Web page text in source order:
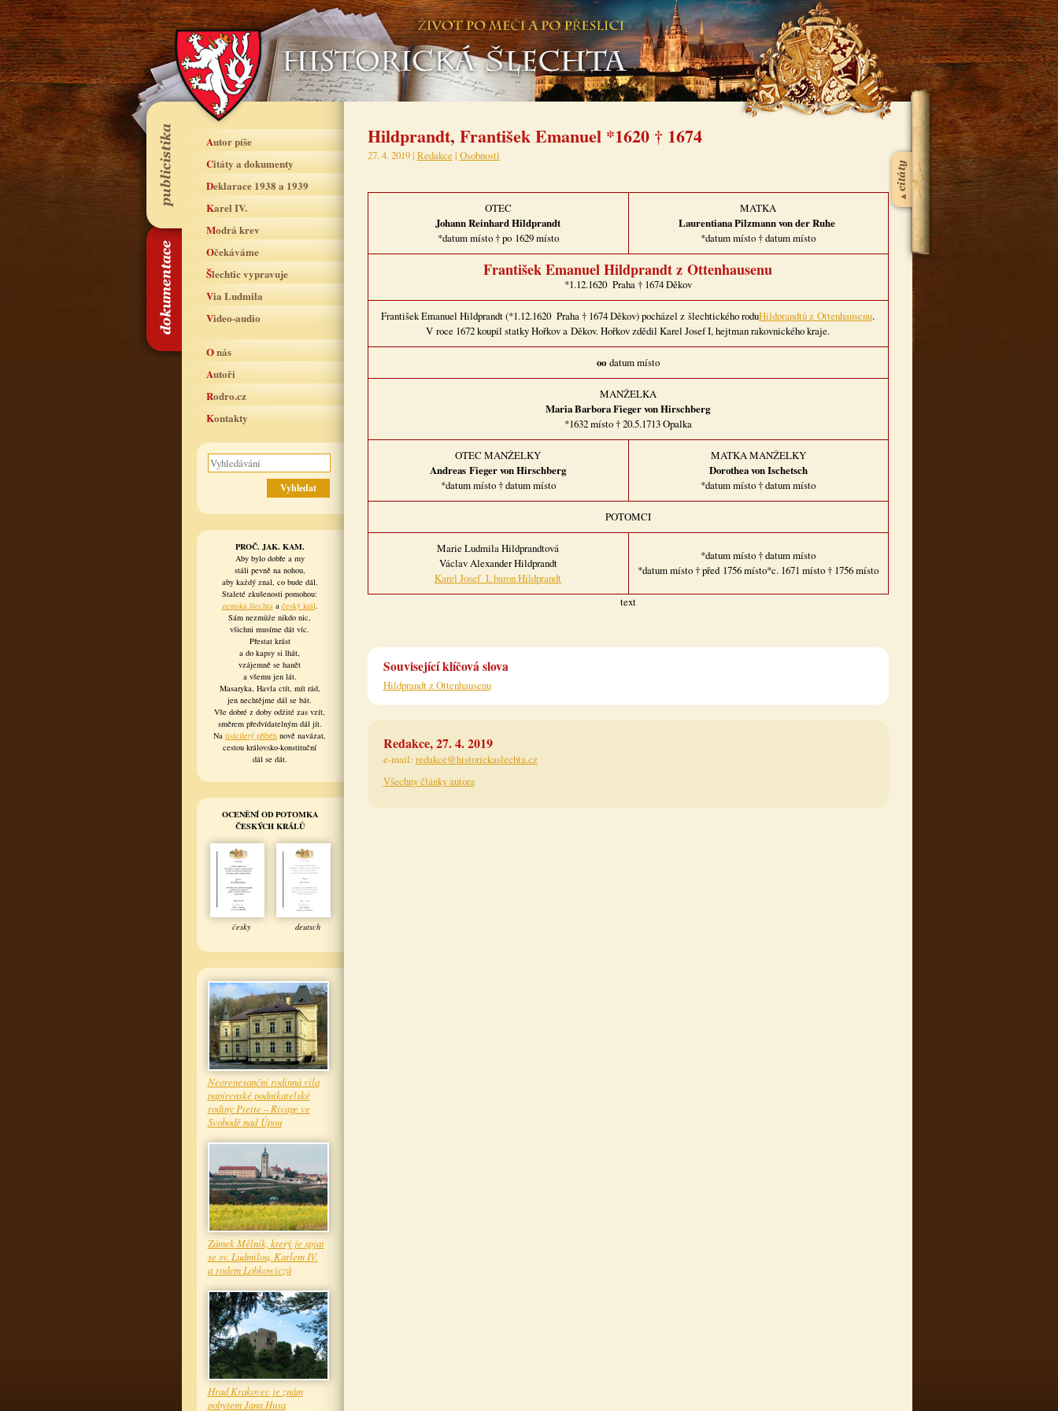
Autor píše
Citáty a dokumenty
Deklarace 1938 a 1939
Karel IV.
Modrá krev
Očekáváme
Šlechtic vypravuje
Via Ludmila
Video-audio
O nás
Autoři
Rodro.cz
Kontakty
PROČ. JAK. KAM.
Aby bylo dobře a my
stáli pevně na nohou,
aby každý znal, co bude dál.
Staleté zkušenosti pomohou:
zemská šlechtaa český král.
Sám nezmůže nikdo nic,
všichni musíme dát víc.
Přestat krást
a do kapsy si lhát,
vzájemně se hanět
a všemu jen lát.
Masaryka, Havla ctít, mít rád,
jen nechtějme dál se bát.
Vše dobré z doby odžité zas vzít,
směrem předvídatelným dál jít.
Na tisíciletý příběh nově navázat,
cestou královsko-konstituční
dál se dát.
OCENĚNÍ OD POTOMKA
ČESKÝCH KRÁLŮ
česky deutsch
Neorenesanční rodinná vila
papírenské podnikatelské
rodiny Piette – Rivage ve
Svobodě nad Úpou
Zámek Mělník, který je spjat
se sv. Ludmilou, Karlem IV.
a rodem Lobkowiczů
Hrad Krakovec je znám
pobytem Jana Husa
Hildprandt, František Emanuel *1620 † 1674
27. 4. 2019 | Redakce | Osobnosti
OTEC
Johann Reinhard Hildprandt
*datum místo † po 1629 místo
MATKA
Laurentiana Pilzmann von der Ruhe
*datum místo † datum místo
František Emanuel Hildprandt z Ottenhausenu
*1.12.1620 Praha † 1674 Děkov
František Emanuel Hildprandt (*1.12.1620 Praha † 1674 Děkov) pocházel z šlechtického roduHildprandtů z Ottenhausenu.
V roce 1672 koupil statky Hořkov a Děkov. Hořkov zdědil Karel Josef I, hejtman rakovnického kraje.
oo datum místo
MANŽELKA
Maria Barbora Fieger von Hirschberg
*1632 místo † 20.5.1713 Opalka
OTEC MANŽELKY
Andreas Fieger von Hirschberg
*datum místo † datum místo
MATKA MANŽELKY
Dorothea von Ischetsch
*datum místo † datum místo
POTOMCI
Marie Ludmila Hildprandtová
Václav Alexander Hildprandt
Karel Josef I. baron Hildprandt
*datum místo † datum místo
*datum místo † před 1756 místo*c. 1671 místo † 1756 místo
text
Související klíčová slova
Hildprandt z Ottenhausenu
Redakce, 27. 4. 2019
e-mail: redakce@historickaslechta.cz
Všechny články autora